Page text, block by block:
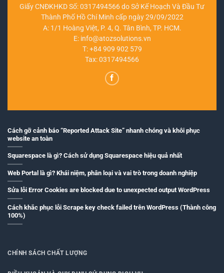
Giấy CNĐKHKD Số: 0317494566 do Sở Kế Hoạch Và Đầu Tư
Thành Phố Hồ Chí Minh cấp ngày 29/09/2022
A: 1/1 Hoàng Việt, P. 4, Q. Tân Bình, TP. HCM.
E: info@atozsolutions.vn
T:+84 909 902 579
Tax: 0317494566
Cách gỡ cảnh báo “Reported Attack Site” nhanh chóng và khôi phục
website an toàn
Squarespace là gì? Cách sử dụng Squarespace hiệu quả nhất
Web Portal là gì? Khái niệm, phân loại và vai trò trong doanh nghiệp
Sửa lỗi Error Cookies are blocked due to unexpected output WordPress
Cách khắc phục lỗi Scrape key check failed trên WordPress (Thành công
100%)
CHÍNH SÁCH CHẤT LƯỢNG